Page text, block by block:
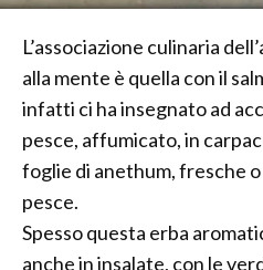
L’associazione culinaria
alla mente è quella con il
infatti ci ha insegnato ad
pesce, affumicato, in
foglie di anethum, fresche
pesce.
Spesso questa erba
anche in insalate, con le